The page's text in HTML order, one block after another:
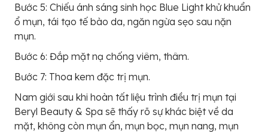
Bước 5: Chiếu ánh sáng sinh học Blue Light khử khuẩn
ổ mụn, tái tạo tế bào da, ngăn ngừa sẹo sau nặn
mụn.
Bước 6: Đắp mặt nạ chống viêm, thâm.
Bước 7: Thoa kem đặc trị mụn.
Nam giới sau khi hoàn tất liệu trình điều trị mụn tại
Beryl Beauty & Spa sẽ thấy rõ sự khác biệt về da
mặt, không còn mụn ẩn, mụn bọc, mụn nang, mụn